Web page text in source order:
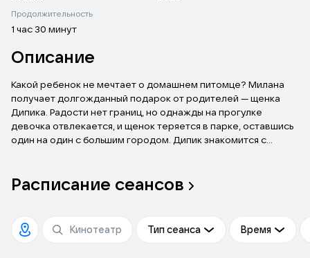
Продолжительность
1 час 30 минут
Описание
Какой ребенок не мечтает о домашнем питомце? Милана
получает долгожданный подарок от родителей — щенка
Дипика. Радости нет границ, но однажды на прогулке
девочка отвлекается, и щенок теряется в парке, оставшись
один на один с большим городом. Дипик знакомится с
песика, Дипика ждут увлекательные приключения, в которых
Расписание сеансов
Тип сеанса Время